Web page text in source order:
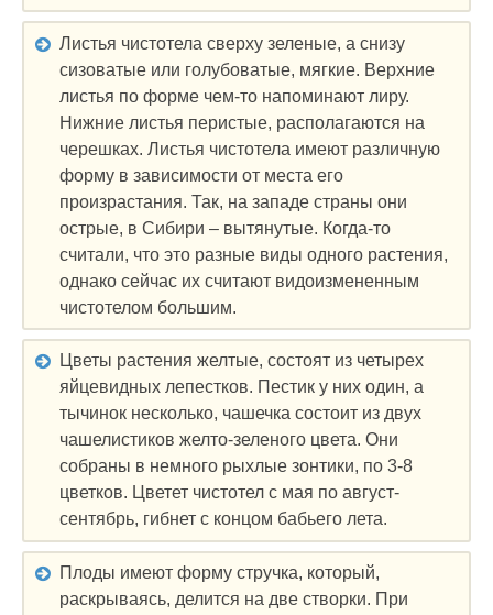
Листья чистотела сверху зеленые, а снизу
сизоватые или голубоватые, мягкие. Верхние
листья по форме чем-то напоминают лиру.
Нижние листья перистые, располагаются на
черешках. Листья чистотела имеют различную
форму в зависимости от места его
произрастания. Так, на западе страны они
острые, в Сибири – вытянутые. Когда-то
считали, что это разные виды одного растения,
однако сейчас их считают видоизмененным
чистотелом большим.
Цветы растения желтые, состоят из четырех
яйцевидных лепестков. Пестик у них один, а
тычинок несколько, чашечка состоит из двух
чашелистиков желто-зеленого цвета. Они
собраны в немного рыхлые зонтики, по 3-8
цветков. Цветет чистотел с мая по август-
сентябрь, гибнет с концом бабьего лета.
Плоды имеют форму стручка, который,
раскрываясь, делится на две створки. При